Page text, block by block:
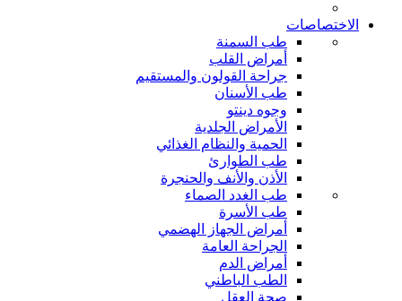
الاختصاصات
طب السمنة
أمراض القلب
جراحة القولون والمستقيم
طب الأسنان
وجوه دينتو
الأمراض الجلدية
الحمية والنظام الغذائي
طب الطوارئ
الأذن والأنف والحنجرة
طب الغدد الصماء
طب الأسرة
أمراض الجهاز الهضمي
الجراحة العامة
أمراض الدم
الطب الباطني
صحة العقل